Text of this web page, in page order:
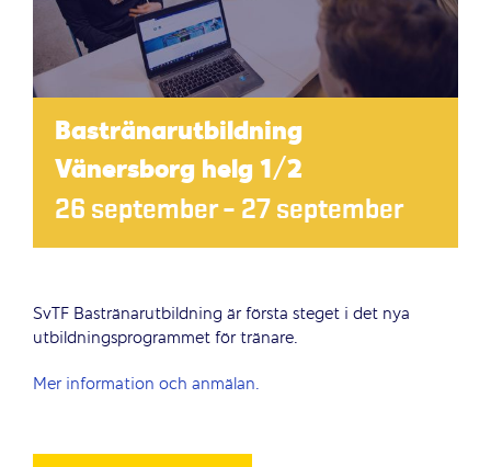
Bastränarutbildning
Vänersborg helg 1/2
26 september– 27 september
SvTF Bastränarutbildning är första steget i det nya
utbildningsprogrammet för tränare.
Mer information och anmälan.